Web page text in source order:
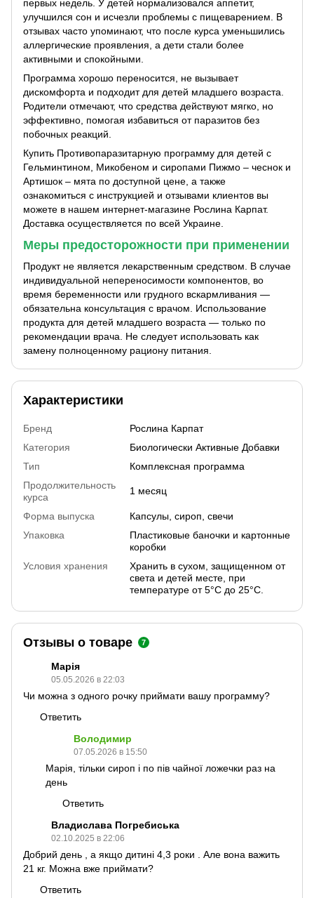
первых недель. У детей нормализовался аппетит,
улучшился сон и исчезли проблемы с пищеварением. В
отзывах часто упоминают, что после курса уменьшились
аллергические проявления, а дети стали более
активными и спокойными.
Программа хорошо переносится, не вызывает
дискомфорта и подходит для детей младшего возраста.
Родители отмечают, что средства действуют мягко, но
эффективно, помогая избавиться от паразитов без
побочных реакций.
Купить Противопаразитарную программу для детей с
Гельминтином, Микобеном и сиропами Пижмо – чеснок и
Артишок – мята по доступной цене, а также
ознакомиться с инструкцией и отзывами клиентов вы
можете в нашем интернет-магазине Рослина Карпат.
Доставка осуществляется по всей Украине.
Меры предосторожности при применении
Продукт не является лекарственным средством. В случае
индивидуальной непереносимости компонентов, во
время беременности или грудного вскармливания —
обязательна консультация с врачом. Использование
продукта для детей младшего возраста — только по
рекомендации врача. Не следует использовать как
замену полноценному рациону питания.
Характеристики
Бренд
Рослина Карпат
Категория
Биологически Активные Добавки
Тип
Комплексная программа
Продолжительность
курса
1 месяц
Форма выпуска
Капсулы, сироп, свечи
Упаковка
Пластиковые баночки и картонные
коробки
Условия хранения
Хранить в сухом, защищенном от
света и детей месте, при
температуре от 5°С до 25°С.
Отзывы о товаре 7
Марія
05.05.2026 в 22:03
Чи можна з одного рочку приймати вашу программу?
Ответить
Володимир
07.05.2026 в 15:50
Марія, тільки сироп і по пів чайної ложечки раз на
день
Ответить
Владислава Погребиська
02.10.2025 в 22:06
Добрий день , а якщо дитині 4,3 роки . Але вона важить
21 кг. Можна вже приймати?
Ответить